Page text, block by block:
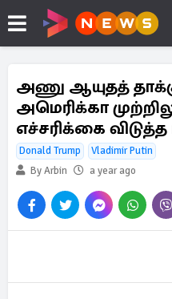
அணு ஆயுதத்
அமெரிக்கா
எச்சரிக்கை
Donald Trump
Vladimir Putin
By Arbin
a year ago